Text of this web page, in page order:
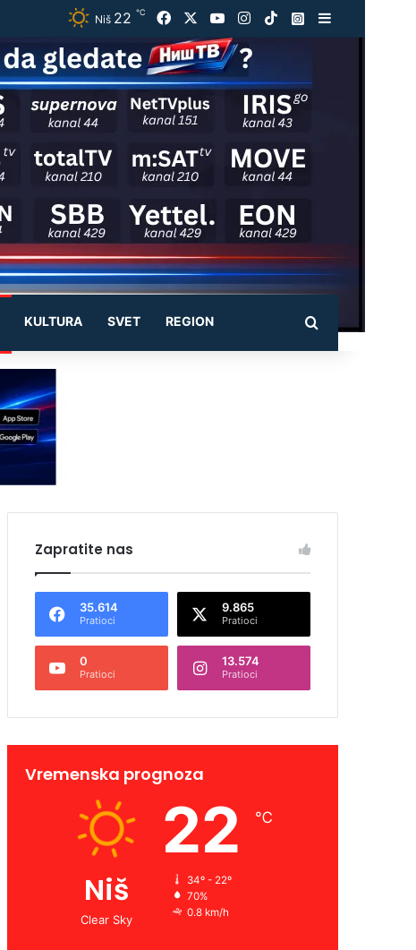
Niš 22 ℃ Facebook YouTubeInstagram
TikTokInstagram
KULTURA SVET REGION Pretraži
Zapratite nas
35.614
Pratioci
9.865
Pratioci
0
Pratioci
13.574
Pratioci
Vremenska prognoza
Niš
Clear Sky
22 ℃
34º - 22º
70%
0.8 km/h